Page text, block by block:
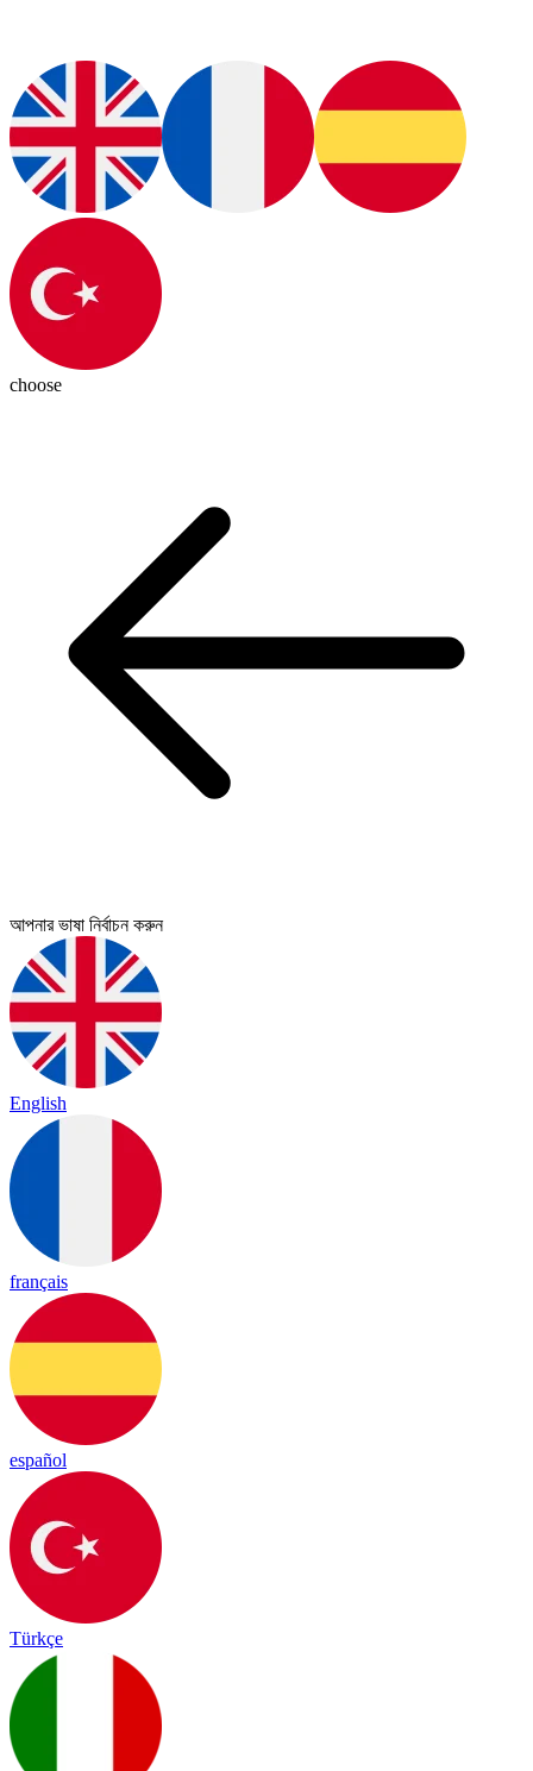
choose
আপনার ভাষা নির্বাচন করুন
English
français
español
Türkçe